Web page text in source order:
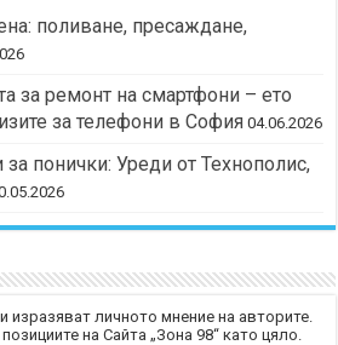
поливане, пресаждане,
за ремонт на смартфони – ето
за телефони в София 04.06.2026
понички: Уреди от Технополис,
изразяват личното мнение на авторите.
на Сайта „Зона 98“ като цяло.